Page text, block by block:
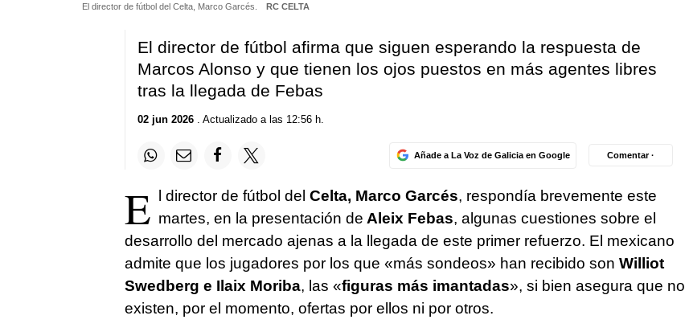
El director de fútbol del Celta, Marco Garcés. RC CELTA
El director de fútbol afirma que siguen esperando la respuesta de
Marcos Alonso y que tienen los ojos puestos en más agentes libres
tras la llegada de Febas
02 jun 2026. Actualizado a las 12:56 h.
Añade a La Voz de Galicia en Google Comentar ·
E l director de fútbol del Celta, Marco Garcés, respondía brevemente este
martes, en la presentación de Aleix Febas, algunas cuestiones sobre el
desarrollo del mercado ajenas a la llegada de este primer refuerzo. El mexicano
admite que los jugadores por los que «más sondeos» han recibido son Williot
Swedberg e Ilaix Moriba, las «figuras más imantadas», si bien asegura que no
existen, por el momento, ofertas por ellos ni por otros.